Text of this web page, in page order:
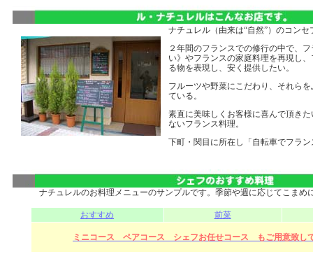
ナチュレル（由来は“自然”）のコンセ
２年間のフランスでの修行の中で、
い》やフランスの家庭料理を再現し
る物を表現し、安く提供したい。
フルーツや野菜にこだわり、それら
ている。
素直に美味しくお客様に喜んで頂き
ないフランス料理。
下町・関目に所在し「自転車でフラ
ナチュレルのお料理メニューのサンプルです。季節や週に応じてこまめ
おすすめ 前菜
ミニコース ペアコース シェフお任せコース もご用意致し